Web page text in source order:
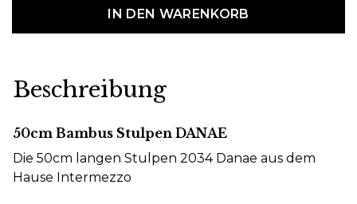
IN DEN WARENKORB
Beschreibung
50cm Bambus Stulpen DANAE
Die 50cm langen Stulpen 2034 Danae aus dem
Hause Intermezzo